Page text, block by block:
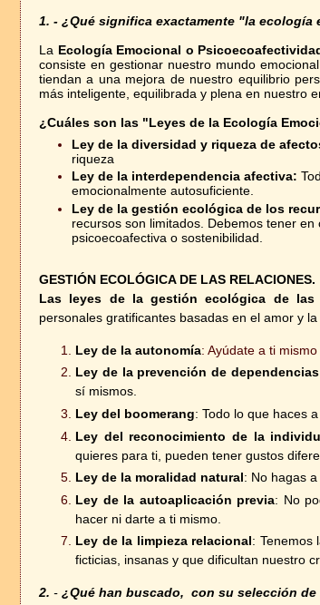
1. - ¿Qué significa exactamente "la ecología
La Ecología Emocional o
consiste en gestionar nuestro mundo
tiendan a una mejora de nuestro equilibrio
más inteligente, equilibrada y plena en nuestro
¿Cuáles son las "Leyes de la Ecología
Ley de la diversidad y riqueza de
riqueza
Ley de la interdependencia afectiva:
emocionalmente autosuficiente.
Ley de la gestión ecológica de los
recursos son limitados. Debemos tener
psicoecoafectiva o sostenibilidad.
GESTIÓN ECOLÓGICA DE LAS RELACIONES.
Las leyes de la gestión ecológica de las
personales gratificantes basadas en el amor y
Ley de la autonomía: Ayúdate a ti
Ley de la prevención de dependencias
sí mismos.
Ley del boomerang: Todo lo que haces
Ley del reconocimiento de la
quieres para ti, pueden tener gustos
Ley de la moralidad natural: No hagas
Ley de la autoaplicación previa: No
hacer ni darte a ti mismo.
Ley de la limpieza relacional: Tenemos
ficticias, insanas y que dificultan nuestro
2. - ¿Qué han buscado, con su selección